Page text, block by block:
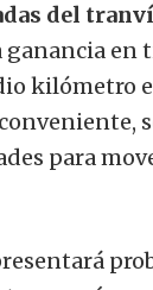
del
en
kilómetro
para